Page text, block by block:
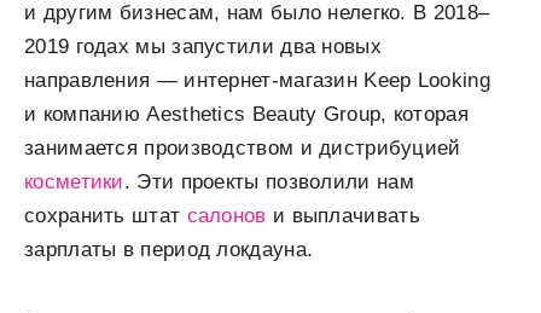
и другим бизнесам, нам было нелегко. В 2018–
2019 годах мы запустили два новых
направления — интернет-магазин Keep Looking
и компанию Aesthetics Beauty Group, которая
занимается производством и дистрибуцией
косметики. Эти проекты позволили нам
сохранить штат салонов и выплачивать
зарплаты в период локдауна.